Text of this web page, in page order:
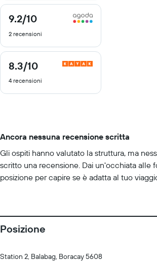
9.2/10
9.2
10
2 recensioni
8.3/10
8.3
10
4 recensioni
Ancora nessuna recensione scritta
Gli ospiti hanno valutato la struttura, ma
scritto una recensione. Dai un'occhiata alle
posizione per capire se è adatta al tuo
Posizione
Station 2, Balabag, Boracay 5608